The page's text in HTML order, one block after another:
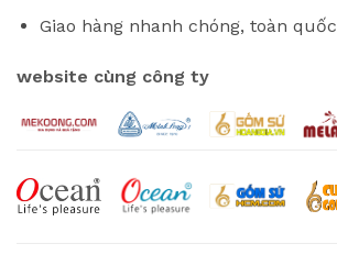
Giao hàng nhanh chóng, toàn quốc
website cùng công ty